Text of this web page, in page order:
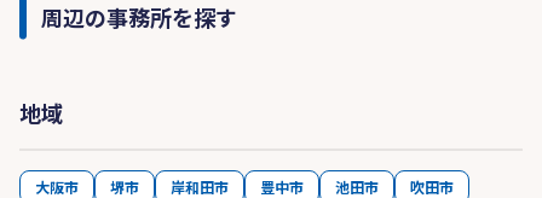
周辺の事務所を探す
地域
大阪市 堺市 岸和田市 豊中市 池田市
吹田市